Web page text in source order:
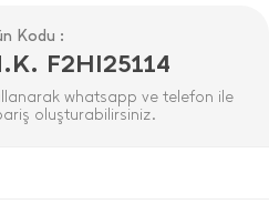
Kodu :
F2HI25114
whatsapp ve telefon ile
oluşturabilirsiniz.